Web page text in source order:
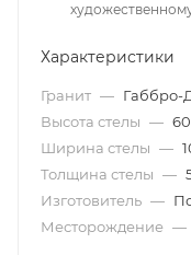
Характеристики
Гранит — Габбро-
Высота стелы — 60
Ширина стелы —
Толщина стелы —
Изготовитель —
Месторождение —